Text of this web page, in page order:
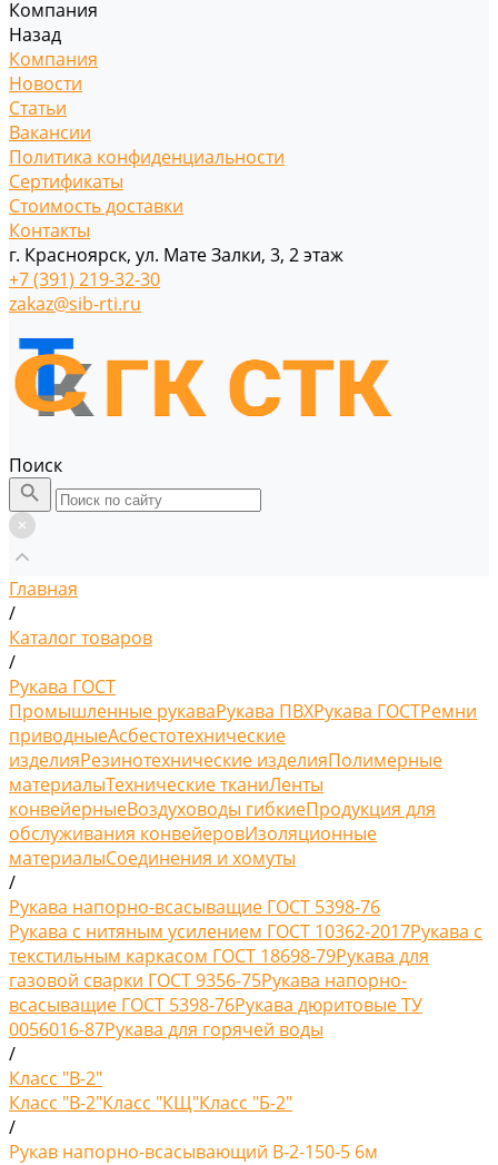
Компания
Назад
Компания
Новости
Статьи
Вакансии
Политика конфиденциальности
Сертификаты
Стоимость доставки
Контакты
г. Красноярск, ул. Мате Залки, 3, 2 этаж
+7 (391) 219-32-30
zakaz@sib-rti.ru
Поиск
Главная
/
Каталог товаров
/
Рукава ГОСТ
Промышленные рукаваРукава ПВХРукава ГОСТРемни
приводныеАсбестотехнические
изделияРезинотехнические изделияПолимерные
материалыТехнические тканиЛенты
конвейерныеВоздуховоды гибкиеПродукция для
обслуживания конвейеровИзоляционные
материалыСоединения и хомуты
/
Рукава напорно-всасыващие ГОСТ 5398-76
Рукава с нитяным усилением ГОСТ 10362-2017Рукава с
текстильным каркасом ГОСТ 18698-79Рукава для
газовой сварки ГОСТ 9356-75Рукава напорно-
всасыващие ГОСТ 5398-76Рукава дюритовые ТУ
0056016-87Рукава для горячей воды
/
Класс "В-2"
Класс "В-2"Класс "КЩ"Класс "Б-2"
/
Рукав напорно-всасывающий В-2-150-5 6м